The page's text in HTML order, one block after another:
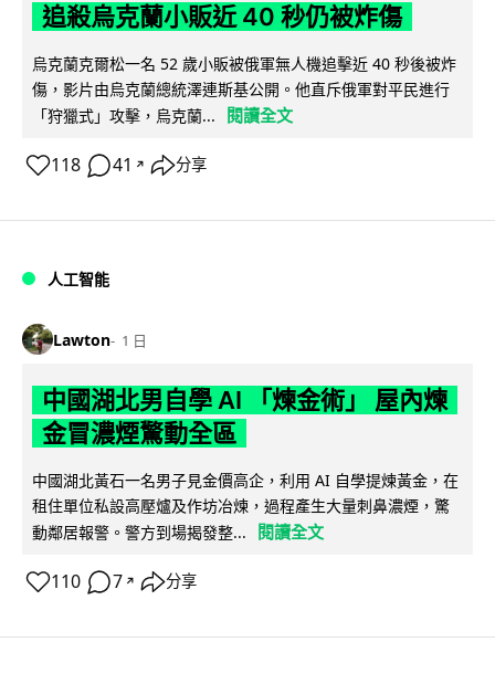
追殺烏克蘭小販近 40 秒仍被炸傷
烏克蘭克爾松一名 52 歲小販被俄軍無人機追擊近 40 秒後被炸
傷，影片由烏克蘭總統澤連斯基公開。他直斥俄軍對平民進行
「狩獵式」攻擊，烏克蘭...
閱讀全文
118 41 ↗ 分享
人工智能
Lawton 1 日
中國湖北男自學 AI 「煉金術」 屋內煉
金冒濃煙驚動全區
中國湖北黃石一名男子見金價高企，利用 AI 自學提煉黃金，在
租住單位私設高壓爐及作坊冶煉，過程產生大量刺鼻濃煙，驚
動鄰居報警。警方到場揭發整...
閱讀全文
110 7 ↗ 分享